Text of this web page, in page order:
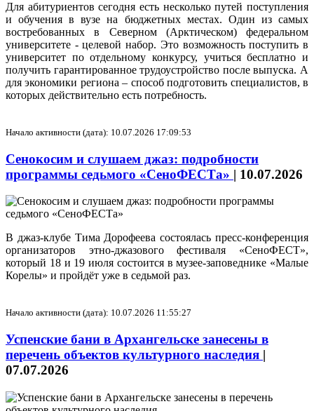
Для абитуриентов сегодня есть несколько путей поступления
и обучения в вузе на бюджетных местах. Один из самых
востребованных в Северном (Арктическом) федеральном
университете - целевой набор. Это возможность поступить в
университет по отдельному конкурсу, учиться бесплатно и
получить гарантированное трудоустройство после выпуска. А
для экономики региона – способ подготовить специалистов, в
которых действительно есть потребность.
Начало активности (дата): 10.07.2026 17:09:53
Сенокосим и слушаем джаз: подробности
программы седьмого «СеноФЕСТа» | 10.07.2026
В джаз-клубе Тима Дорофеева состоялась пресс-конференция
организаторов этно-джазового фестиваля «СеноФЕСТ»,
который 18 и 19 июля состоится в музее-заповеднике «Малые
Корелы» и пройдёт уже в седьмой раз.
Начало активности (дата): 10.07.2026 11:55:27
Успенские бани в Архангельске занесены в
перечень объектов культурного наследия |
07.07.2026